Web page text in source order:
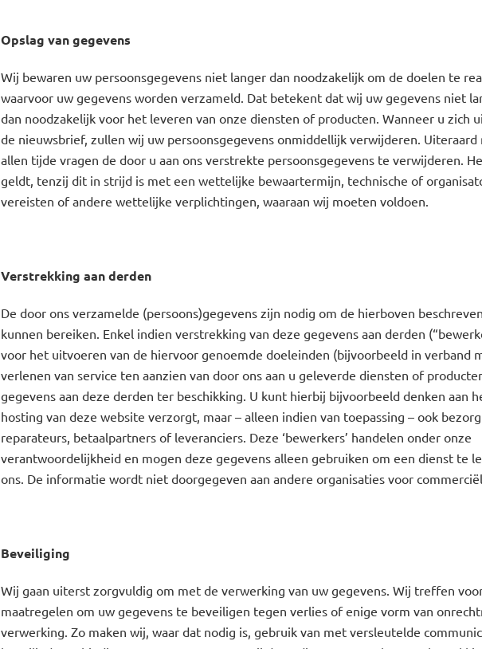
Opslag van gegevens
Wij bewaren uw persoonsgegevens niet langer dan noodzakelijk om de doelen te
waarvoor uw gegevens worden verzameld. Dat betekent dat wij uw gegevens niet
dan noodzakelijk voor het leveren van onze diensten of producten. Wanneer u zich
de nieuwsbrief, zullen wij uw persoonsgegevens onmiddellijk verwijderen. Uiteraard
allen tijde vragen de door u aan ons verstrekte persoonsgegevens te verwijderen.
geldt, tenzij dit in strijd is met een wettelijke bewaartermijn, technische of
vereisten of andere wettelijke verplichtingen, waaraan wij moeten voldoen.
Verstrekking aan derden
De door ons verzamelde (persoons)gegevens zijn nodig om de hierboven
kunnen bereiken. Enkel indien verstrekking van deze gegevens aan derden
voor het uitvoeren van de hiervoor genoemde doeleinden (bijvoorbeeld in verband
verlenen van service ten aanzien van door ons aan u geleverde diensten of
gegevens aan deze derden ter beschikking. U kunt hierbij bijvoorbeeld denken aan
hosting van deze website verzorgt, maar – alleen indien van toepassing – ook
reparateurs, betaalpartners of leveranciers. Deze ‘bewerkers’ handelen onder onze
verantwoordelijkheid en mogen deze gegevens alleen gebruiken om een dienst te
ons. De informatie wordt niet doorgegeven aan andere organisaties voor
Beveiliging
Wij gaan uiterst zorgvuldig om met de verwerking van uw gegevens. Wij treffen
maatregelen om uw gegevens te beveiligen tegen verlies of enige vorm van
verwerking. Zo maken wij, waar dat nodig is, gebruik van met versleutelde